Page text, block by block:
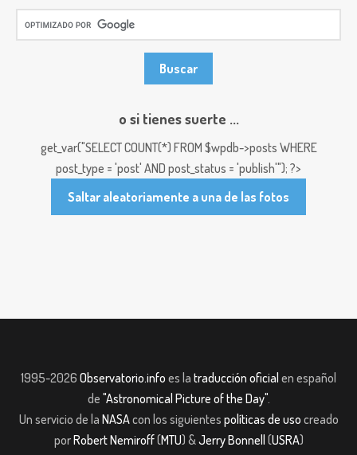
o si tienes suerte ...
get_var("SELECT COUNT(*) FROM $wpdb->posts WHERE
post_type = 'post' AND post_status = 'publish'"); ?>
Saltar aleatoriamente a una de las fotos
1995-2026 Observatorio.info es la traducción oficial en español
de "Astronomical Picture of the Day".
Un servicio de la NASAcon los siguientes políticas de uso creado
porRobert Nemiroff(MTU) &Jerry Bonnell (USRA)